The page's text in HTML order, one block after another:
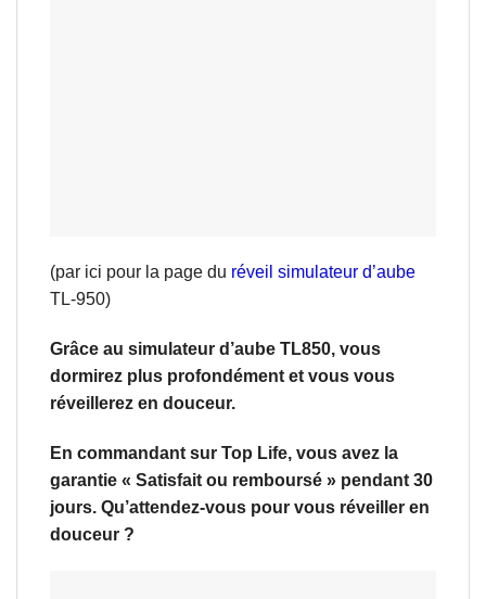
(par ici pour la page du réveil simulateur d’aube
TL-950)
Grâce au simulateur d’aube TL850, vous
dormirez plus profondément et vous vous
réveillerez en douceur.
En commandant sur Top Life, vous avez la
garantie « Satisfait ou remboursé » pendant 30
jours. Qu’attendez-vous pour vous réveiller en
douceur ?